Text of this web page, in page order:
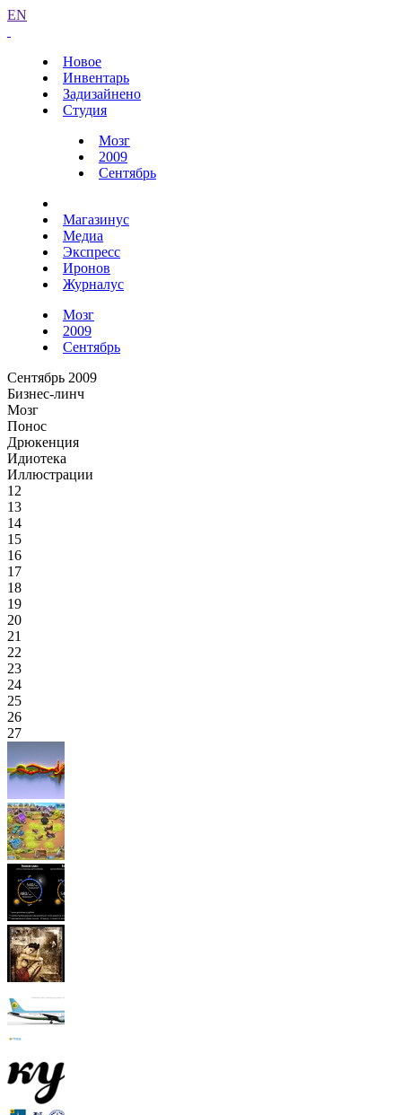
EN
Новое
Инвентарь
Задизайнено
Студия
Мозг
2009
Сентябрь
Магазинус
Медиа
Экспресс
Иронов
Журналус
Мозг
2009
Сентябрь
Сентябрь 2009
Бизнес-линч
Мозг
Понос
Дрюкенция
Идиотека
Иллюстрации
12
13
14
15
16
17
18
19
20
21
22
23
24
25
26
27